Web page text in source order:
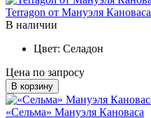
Terragon от Мануэля Кановаса
В наличии
Цвет: Селадон
Цена по запросу
В корзину
«Сельма» Мануэля Кановаса